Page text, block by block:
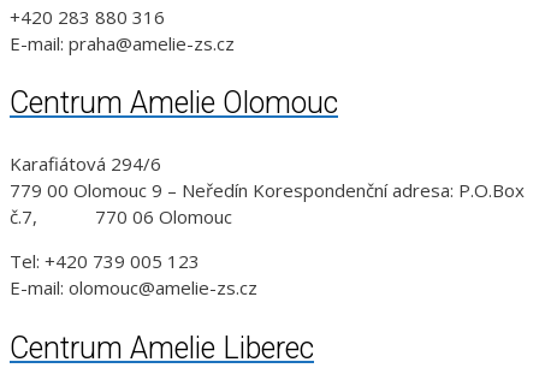
+420 283 880 316
E-mail: praha@amelie-zs.cz
Centrum Amelie Olomouc
Karafiátová 294/6
779 00 Olomouc 9 – Neředín Korespondenční adresa: P.O.Box
č.7, 770 06 Olomouc
Tel: +420 739 005 123
E-mail: olomouc@amelie-zs.cz
Centrum Amelie Liberec